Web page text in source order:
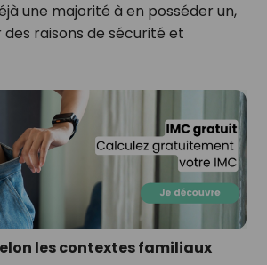
une majorité à en posséder un,
raisons de sécurité et
les contextes familiaux